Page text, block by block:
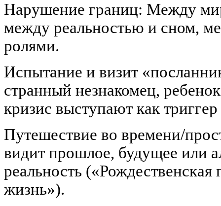
Нарушение границ: Между
между реальностью и сном,
ролями.
Испытание и визит
странный незнакомец,
кризис выступают как
Путешествие во времени/
видит прошлое, будущее или
реальность («Рождественская
жизнь»).